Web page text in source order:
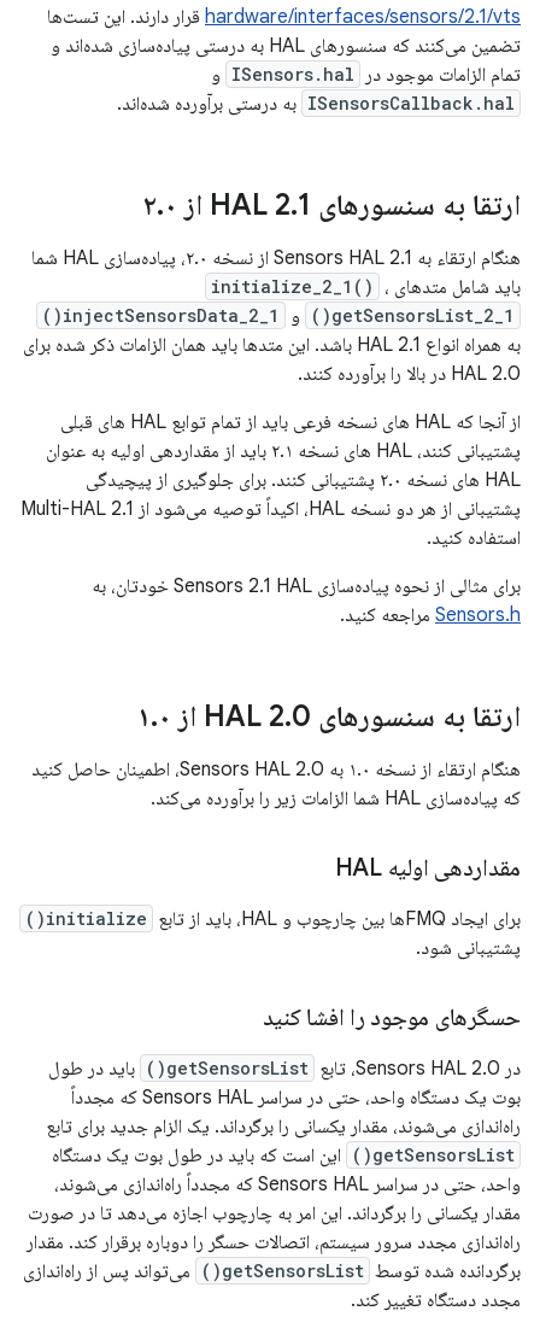
hardware/interfaces/sensors/2.1/vts قرار دارند. این تست‌ها
تضمین می‌کنند که سنسورهای HAL به درستی پیاده‌سازی شده‌اند و
تمام الزامات موجود در
ISensors.hal و
ISensorsCallback.hal به درستی برآورده شده‌اند.
ارتقا به سنسورهای HAL 2 .1 از ۲ .۰
هنگام ارتقاء به Sensors HAL 2.1 از نسخه ۲.۰، پیاده‌سازی HAL شما
باید شامل متدهای
initialize_2_1() ،
getSensorsList_2_1() و injectSensorsData_2_1()
به همراه انواع HAL 2.1 باشد. این متدها باید همان الزامات ذکر شده برای
HAL 2.0 در بالا را برآورده کنند.
از آنجا که HAL های نسخه فرعی باید از تمام توابع HAL های قبلی
پشتیبانی کنند، HAL های نسخه ۲.۱ باید از مقداردهی اولیه به عنوان
HAL های نسخه ۲.۰ پشتیبانی کنند. برای جلوگیری از پیچیدگی
پشتیبانی از هر دو نسخه HAL، اکیداً توصیه می‌شود از Multi-HAL 2.1
استفاده کنید.
برای مثالی از نحوه پیاده‌سازی Sensors 2.1 HAL خودتان، به
Sensors.h مراجعه کنید.
ارتقا به سنسورهای HAL 2 .0 از ۱ .۰
هنگام ارتقاء از نسخه ۱.۰ به Sensors HAL 2.0، اطمینان حاصل کنید
که پیاده‌سازی HAL شما الزامات زیر را برآورده می‌کند.
مقداردهی اولیه HAL
برای ایجاد FMQها بین چارچوب و HAL، باید از تابع initialize()
پشتیبانی شود.
حسگرهای موجود را افشا کنید
در Sensors HAL 2.0، تابع getSensorsList()
باید در طول
بوت یک دستگاه واحد، حتی در سراسر Sensors HAL که مجدداً
راه‌اندازی می‌شوند، مقدار یکسانی را برگرداند. یک الزام جدید برای تابع
getSensorsList()
این است که باید در طول بوت یک دستگاه
واحد، حتی در سراسر Sensors HAL که مجدداً راه‌اندازی می‌شوند،
مقدار یکسانی را برگرداند. این امر به چارچوب اجازه می‌دهد تا در صورت
راه‌اندازی مجدد سرور سیستم، اتصالات حسگر را دوباره برقرار کند. مقدار
برگردانده شده توسط getSensorsList()
می‌تواند پس از راه‌اندازی
مجدد دستگاه تغییر کند.